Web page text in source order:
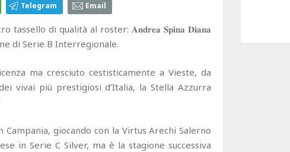
Telegram Email
tassello di qualità al roster: 𝐀𝐧𝐝𝐫𝐞𝐚 𝐒𝐩𝐢𝐧𝐚 𝐃𝐢𝐚𝐧𝐚
di Serie B Interregionale.
ma cresciuto cestisticamente a Vieste, da
vivai più prestigiosi d’Italia, la Stella Azzurra
giocando con la Virtus Arechi Salerno
in Serie C Silver, ma è la stagione successiva